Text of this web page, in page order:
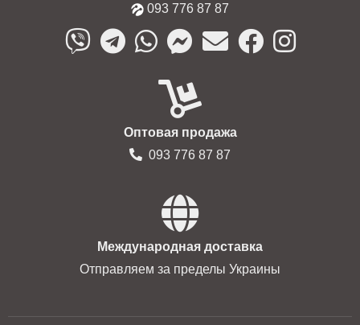
093 776 87 87
Оптовая продажа
093 776 87 87
Международная доставка
Отправляем за пределы Украины